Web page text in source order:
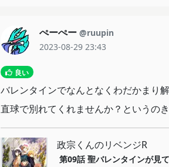
ぺーぺー @ruupin
2023-08-29 23:43
良い
バレンタインでなんとなくわだかまり
直球で別れてくれませんか？というの
政宗くんのリベンジR
第09話 聖バレンタインが見